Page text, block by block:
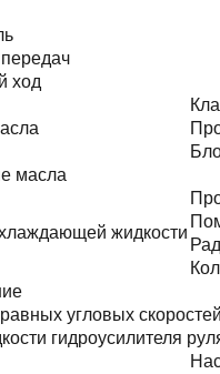
ход
масла
жидкости
угловых скоростей
гидроусилителя